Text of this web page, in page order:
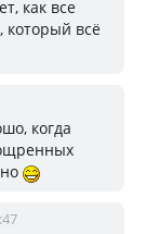
как все
который всё
когда